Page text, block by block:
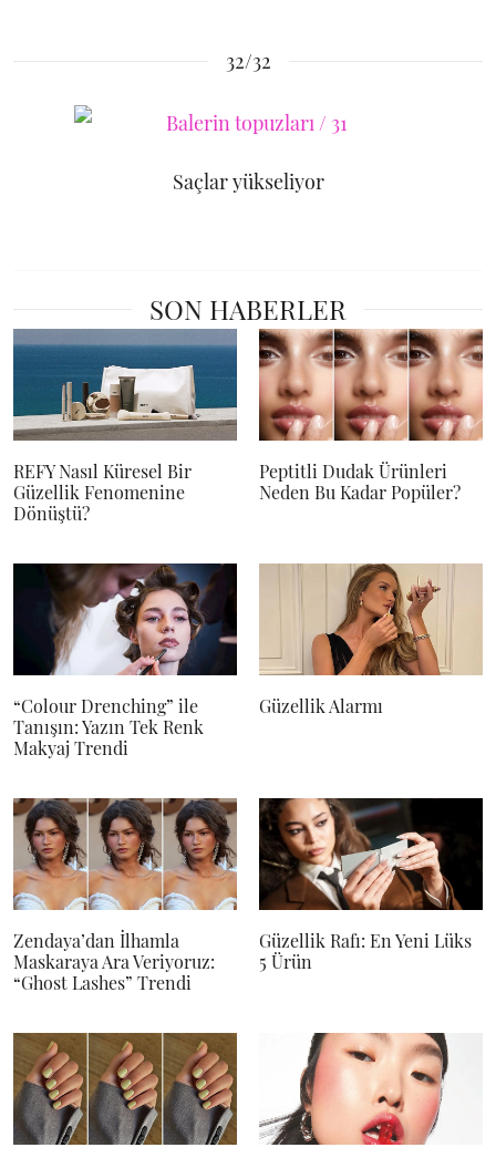
32/32
Saçlar yükseliyor
SON HABERLER
REFY Nasıl Küresel Bir
Güzellik Fenomenine
Dönüştü?
Peptitli Dudak Ürünleri
Neden Bu Kadar Popüler?
“Colour Drenching” ile
Tanışın: Yazın Tek Renk
Makyaj Trendi
Güzellik Alarmı
Zendaya’dan İlhamla
Maskaraya Ara Veriyoruz:
“Ghost Lashes” Trendi
Güzellik Rafı: En Yeni Lüks
5 Ürün